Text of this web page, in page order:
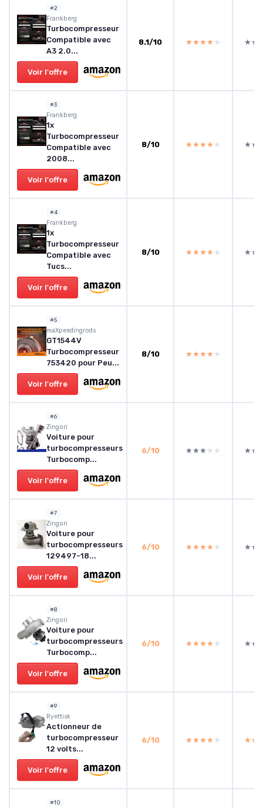
#2
‎Frankberg
Turbocompresseur
Compatible avec
A3 2.0...
Voir l'offre
8.1/10 ★★★★★
★★★★★
#3
Frankberg
1x
Turbocompresseur
Compatible avec
2008...
Voir l'offre
8/10 ★★★★★
★★★★★
#4
‎Frankberg
1x
Turbocompresseur
Compatible avec
Tucs...
Voir l'offre
8/10 ★★★★★
★★★★★
#5
‎maXpeedingrods
GT1544V
Turbocompresseur
753420 pour Peu...
Voir l'offre
8/10 ★★★★★
★★★★★
#6
‎Zingori
Voiture pour
turbocompresseurs
Turbocomp...
Voir l'offre
6/10 ★★★★★
★★★★★
#7
‎Zingori
Voiture pour
turbocompresseurs
129497-18...
Voir l'offre
6/10 ★★★★★
★★★★★
#8
‎Zingori
Voiture pour
turbocompresseurs
Turbocomp...
Voir l'offre
6/10 ★★★★★
★★★★★
#9
Ryettisk
Actionneur de
turbocompresseur
12 volts...
Voir l'offre
6/10 ★★★★★
★★★★★
#10